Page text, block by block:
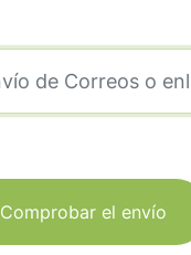
Comprobar el envío